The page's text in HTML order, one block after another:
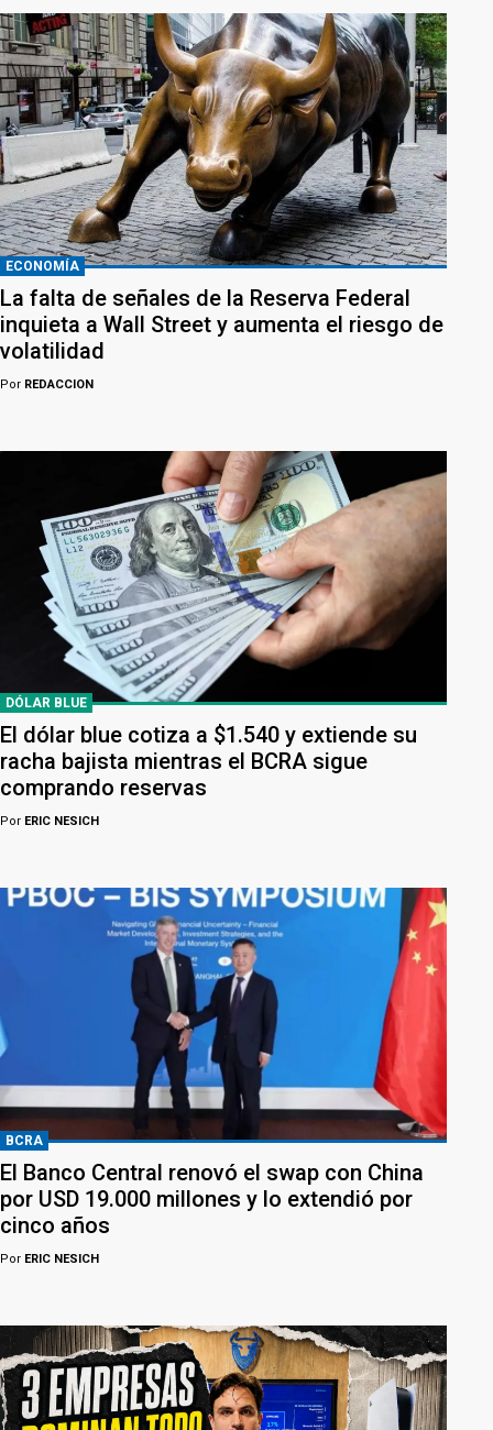
ECONOMÍA
La falta de señales de la Reserva Federal
inquieta a Wall Street y aumenta el riesgo de
volatilidad
Por REDACCION
DÓLAR BLUE
El dólar blue cotiza a $1.540 y extiende su
racha bajista mientras el BCRA sigue
comprando reservas
Por ERIC NESICH
BCRA
El Banco Central renovó el swap con China
por USD 19.000 millones y lo extendió por
cinco años
Por ERIC NESICH